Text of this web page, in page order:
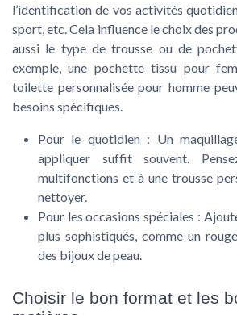
l’identification de vos activités
sport, etc. Cela influence le choix des
aussi le type de trousse ou de
exemple, une pochette tissu pour
toilette personnalisée pour homme
besoins spécifiques.
Pour le quotidien: Un
appliquer suffit souvent.
multifonctions et à une trousse
nettoyer.
Pour les occasions spéciales :
plus sophistiqués, comme un
des bijoux de peau.
Choisir le bon format et les